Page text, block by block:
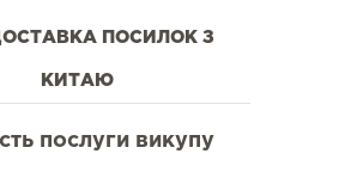
ПОСИЛОК З
КИТАЮ
послуги викупу